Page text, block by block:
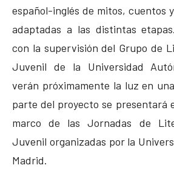
español-inglés de mitos, cuentos
adaptadas a las distintas
con la supervisión del Grupo de
Juvenil de la Universidad
verán próximamente la luz en
parte del proyecto se presentará
marco de las Jornadas de
Juvenil organizadas por la
Madrid.